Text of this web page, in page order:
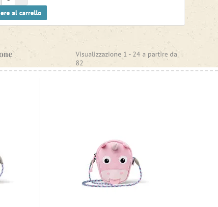
al carrello
Visualizzazione 1 - 24 a partire da
82